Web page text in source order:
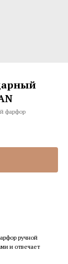
фарфор
ручной
и отвечает